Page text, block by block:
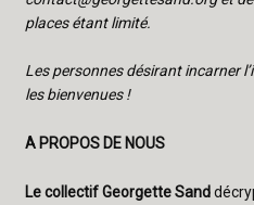
places étant limité.
Les personnes désirant incarner
les bienvenues !
A PROPOS DE NOUS
Le collectif Georgette Sand